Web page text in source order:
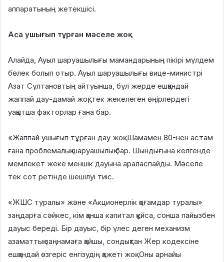
аппаратының жетекшісі.
Аса ушығып тұрған мәселе жоқ
Алайда, Ауыл шаруашылығы мамандарының пікірі мүлдем
бөлек болып отыр. Ауыл шаруашылығы вице-министрі
Азат Сұлтановтың айтуынша, бұл жерде ешқандай
жаппай дау-дамай жоқ, тек жекелеген өңірлердегі
уақытша факторлар ғана бар.
«Жаппай ушығып тұрған дау жоқ. Шамамен 80-нен астам
ғана проблемалық шаруашылық бар. Шындығына келгенде
мемлекет жеке меншік дауына араласпайды. Мәселе
тек сот ретінде шешілуі тиіс.
«ЖШС туралы» және «Акционерлік қоғамдар туралы»
заңдарға сәйкес, кім қанша капитал құйса, сонша пайызбен
дауыс береді. Бір дауыс, бір үлес деген механизм
азаматтық заңнамаға қайшы, сондықтан Жер кодексіне
ешқандай өзгеріс енгізудің қажеті жоқ. Оны арнайы